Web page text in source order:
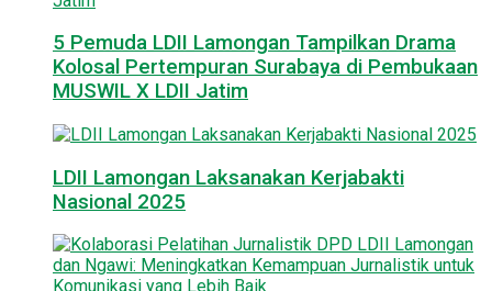
5 Pemuda LDII Lamongan Tampilkan Drama
Kolosal Pertempuran Surabaya di Pembukaan
MUSWIL X LDII Jatim
LDII Lamongan Laksanakan Kerjabakti
Nasional 2025